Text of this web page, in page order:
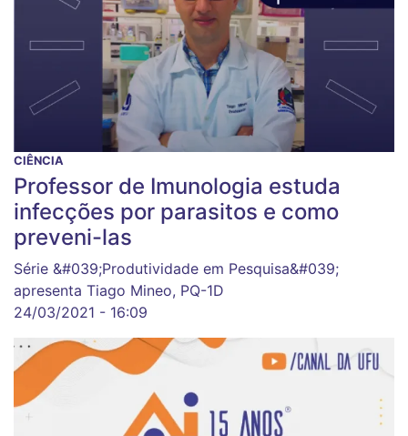
CIÊNCIA
Professor de Imunologia estuda
infecções por parasitos e como
preveni-las
Série &#039;Produtividade em Pesquisa&#039;
apresenta Tiago Mineo, PQ-1D
24/03/2021 - 16:09